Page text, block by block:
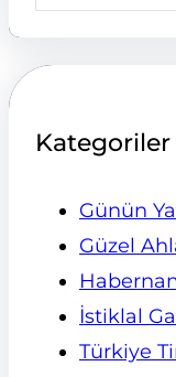
Kategoriler
Günün
Güzel
İstiklal
Türkiye